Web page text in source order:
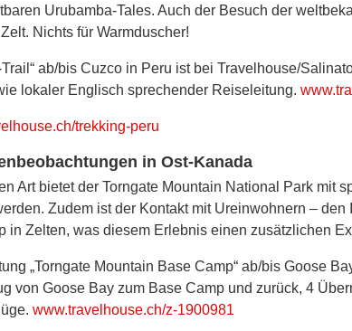
Urubamba-Tales. Auch der Besuch der
Nichts für Warmduscher!
ab/bis Cuzco in Peru ist bei Travelhouse/
lokaler Englisch sprechender Reiseleitung.
trekking-peru
in Ost-Kanada
Art bietet der Torngate Mountain National Park
Zudem ist der Kontakt mit Ureinwohnern –
in Zelten, was diesem Erlebnis einen zusätzlichen
„Torngate Mountain Base Camp“ ab/bis Goose
von Goose Bay zum Base Camp und zurück, 4
www.travelhouse.ch/z-1900981